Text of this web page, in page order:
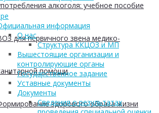
алкоголя: учебное пособие
для первичного звена медико-
помощи
здорового образа жизни
информация
О нас
Структура ККЦОЗ и МП
Вышестоящие организации и
контролирующие органы
Государственное задание
Уставные документы
Документы
Сведения о результатах